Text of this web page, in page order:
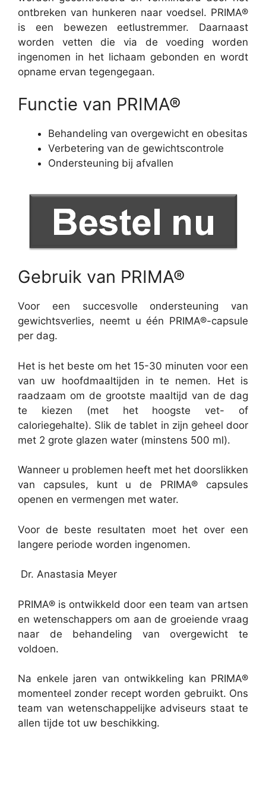
ontbreken van hunkeren naar voedsel. PRIMA®
is een bewezen eetlustremmer. Daarnaast
worden vetten die via de voeding worden
ingenomen in het lichaam gebonden en wordt
opname ervan tegengegaan.
Functie van PRIMA®
Behandeling van overgewicht en obesitas
Verbetering van de gewichtscontrole
Ondersteuning bij afvallen
Gebruik van PRIMA®
Voor een succesvolle ondersteuning van
gewichtsverlies, neemt u één PRIMA®-capsule
per dag.
Het is het beste om het 15-30 minuten voor een
van uw hoofdmaaltijden in te nemen. Het is
raadzaam om de grootste maaltijd van de dag
te kiezen (met het hoogste vet- of
caloriegehalte). Slik de tablet in zijn geheel door
met 2 grote glazen water (minstens 500 ml).
Wanneer u problemen heeft met het doorslikken
van capsules, kunt u de PRIMA® capsules
openen en vermengen met water.
Voor de beste resultaten moet het over een
langere periode worden ingenomen.
Dr. Anastasia Meyer
PRIMA® is ontwikkeld door een team van artsen
en wetenschappers om aan de groeiende vraag
naar de behandeling van overgewicht te
voldoen.
Na enkele jaren van ontwikkeling kan PRIMA®
momenteel zonder recept worden gebruikt. Ons
team van wetenschappelijke adviseurs staat te
allen tijde tot uw beschikking.